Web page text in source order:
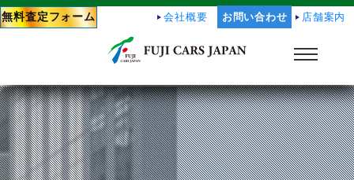
会社概要 お問い合わせ 店舗案内
無料査定フォーム